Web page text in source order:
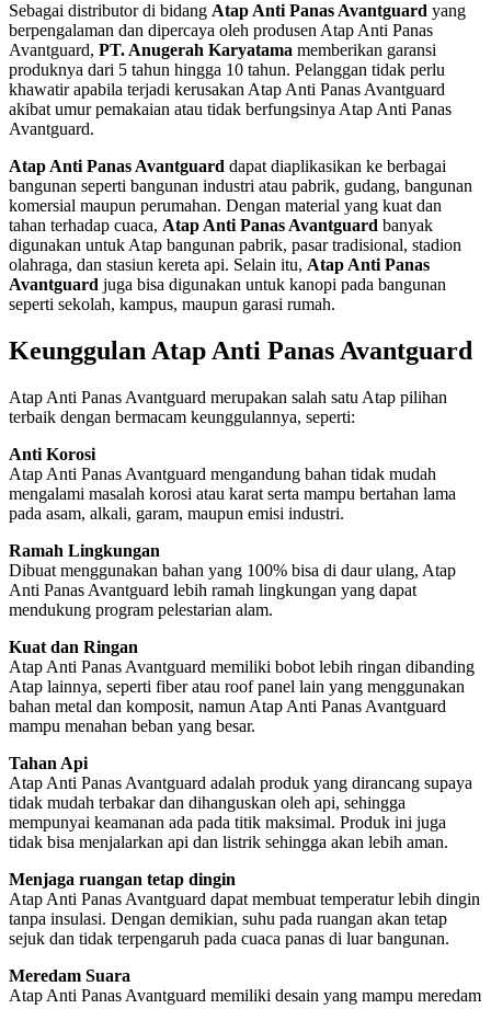
Sebagai distributor di bidang Atap Anti Panas Avantguard yang
berpengalaman dan dipercaya oleh produsen Atap Anti Panas
Avantguard, PT. Anugerah Karyatama memberikan garansi
produknya dari 5 tahun hingga 10 tahun. Pelanggan tidak perlu
khawatir apabila terjadi kerusakan Atap Anti Panas Avantguard
akibat umur pemakaian atau tidak berfungsinya Atap Anti Panas
Avantguard.
Atap Anti Panas Avantguard dapat diaplikasikan ke berbagai
bangunan seperti bangunan industri atau pabrik, gudang, bangunan
komersial maupun perumahan. Dengan material yang kuat dan
tahan terhadap cuaca, Atap Anti Panas Avantguard banyak
digunakan untuk Atap bangunan pabrik, pasar tradisional, stadion
olahraga, dan stasiun kereta api. Selain itu, Atap Anti Panas
Avantguard juga bisa digunakan untuk kanopi pada bangunan
seperti sekolah, kampus, maupun garasi rumah.
Keunggulan Atap Anti Panas Avantguard
Atap Anti Panas Avantguard merupakan salah satu Atap pilihan
terbaik dengan bermacam keunggulannya, seperti:
Anti Korosi
Atap Anti Panas Avantguard mengandung bahan tidak mudah
mengalami masalah korosi atau karat serta mampu bertahan lama
pada asam, alkali, garam, maupun emisi industri.
Ramah Lingkungan
Dibuat menggunakan bahan yang 100% bisa di daur ulang, Atap
Anti Panas Avantguard lebih ramah lingkungan yang dapat
mendukung program pelestarian alam.
Kuat dan Ringan
Atap Anti Panas Avantguard memiliki bobot lebih ringan dibanding
Atap lainnya, seperti fiber atau roof panel lain yang menggunakan
bahan metal dan komposit, namun Atap Anti Panas Avantguard
mampu menahan beban yang besar.
Tahan Api
Atap Anti Panas Avantguard adalah produk yang dirancang supaya
tidak mudah terbakar dan dihanguskan oleh api, sehingga
mempunyai keamanan ada pada titik maksimal. Produk ini juga
tidak bisa menjalarkan api dan listrik sehingga akan lebih aman.
Menjaga ruangan tetap dingin
Atap Anti Panas Avantguard dapat membuat temperatur lebih dingin
tanpa insulasi. Dengan demikian, suhu pada ruangan akan tetap
sejuk dan tidak terpengaruh pada cuaca panas di luar bangunan.
Meredam Suara
Atap Anti Panas Avantguard memiliki desain yang mampu meredam